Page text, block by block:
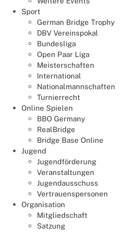
Sport
German Bridge Trophy
DBV Vereinspokal
Bundesliga
Open Paar Liga
Meisterschaften
International
Nationalmannschaften
Turnierrecht
Online Spielen
BBO Germany
RealBridge
Bridge Base Online
Jugend
Jugendförderung
Veranstaltungen
Jugendausschuss
Vertrauenspersonen
Organisation
Mitgliedschaft
Satzung
Aktuelle Seite: Startseite
DBV intern
01
Okt.
2.
01.10.2026